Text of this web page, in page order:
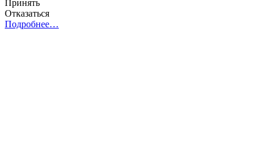
Принять
Отказаться
Подробнее…